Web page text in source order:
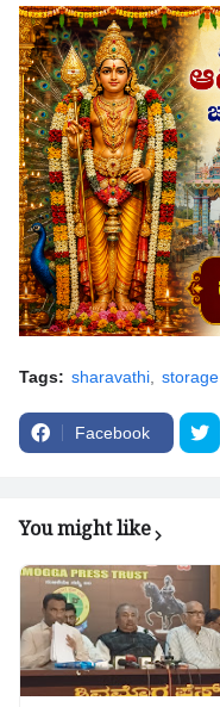
Tags: sharavathi storage
Facebook
You might like